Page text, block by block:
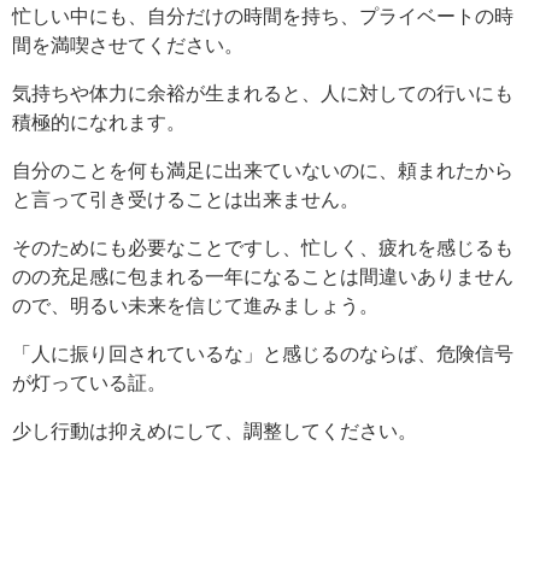
忙しい中にも、自分だけの時間を持ち、プライベートの時
間を満喫させてください。
気持ちや体力に余裕が生まれると、人に対しての行いにも
積極的になれます。
自分のことを何も満足に出来ていないのに、頼まれたから
と言って引き受けることは出来ません。
そのためにも必要なことですし、忙しく、疲れを感じるも
のの充足感に包まれる一年になることは間違いありません
ので、明るい未来を信じて進みましょう。
「人に振り回されているな」と感じるのならば、危険信号
が灯っている証。
少し行動は抑えめにして、調整してください。